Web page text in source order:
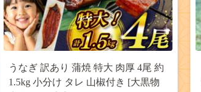
うなぎ 訳あり 蒲焼 特大 肉厚 4尾 約
1.5kg 小分け タレ 山椒付き [大黒物